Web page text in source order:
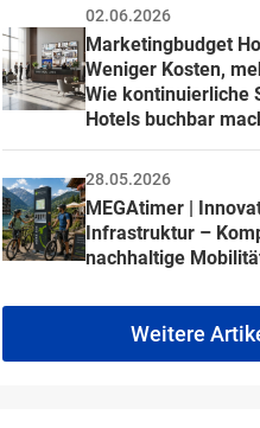
02.06.2026
Marketingbudget
Weniger Kosten,
Wie kontinuierliche
Hotels buchbar
28.05.2026
MEGAtimer |
Infrastruktur –
nachhaltige
Weitere